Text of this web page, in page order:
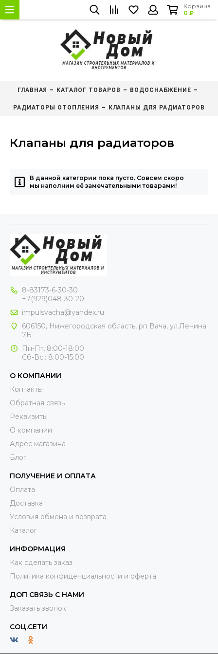
Корзина
0 ₽
ГЛАВНАЯ КАТАЛОГ ТОВАРОВ ВОДОСНАБЖЕНИЕ
РАДИАТОРЫ ОТОПЛЕНИЯ КЛАПАНЫ ДЛЯ РАДИАТОРОВ
Клапаны для радиаторов
В данной категории пока пусто. Совсем скоро
мы наполним её замечательными товарами!
8-83173-6-30-30
+7(929)048-30-20
impulsvacha@yandex.ru
606150, Нижегородская область, рп Вача, ул.Ленина
7Б
Пн-Пт.:8:00-18:00
Сб-Вс.: 8:00-15:00
О КОМПАНИИ
Контакты
Обратная связь
Реквизиты
О компании
Адрес магазина
Блог
ПОЛУЧЕНИЕ И ОПЛАТА
Оплата
Доставка
Условия обмена и возврата
Каталог
ИНФОРМАЦИЯ
Как сделать заказ
Политика конфиденциальности и оферта
ДОП СВЯЗЬ С НАМИ
Заказать звонок
СОЦ.СЕТИ